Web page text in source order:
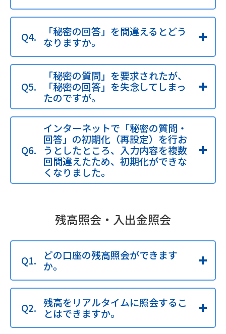
「秘密の回答」を間違えるとどう
なりますか。
「秘密の質問」を要求されたが、
「秘密の回答」を失念してしまっ
たのですが。
インターネットで「秘密の質問・
回答」の初期化（再設定）を行お
うとしたところ、入力内容を複数
回間違えたため、初期化ができな
くなりました。
残高照会・入出金照会
どの口座の残高照会ができます
か。
残高をリアルタイムに照会するこ
とはできますか。